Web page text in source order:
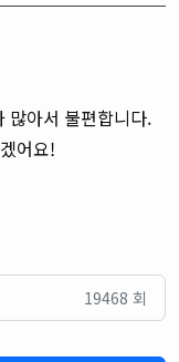
많아서 불편합니다.
어요!
19468 회